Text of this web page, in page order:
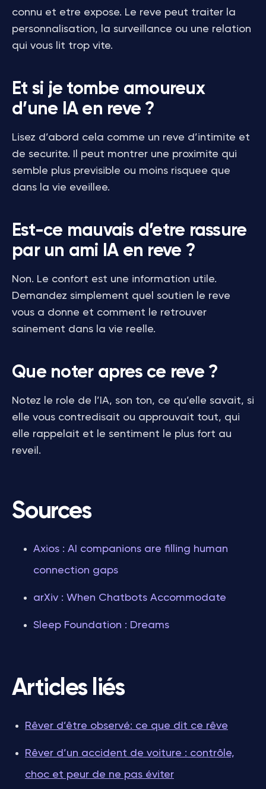
connu et etre expose. Le reve peut traiter la
personnalisation, la surveillance ou une relation
qui vous lit trop vite.
Et si je tombe amoureux
d’une IA en reve ?
Lisez d’abord cela comme un reve d’intimite et
de securite. Il peut montrer une proximite qui
semble plus previsible ou moins risquee que
dans la vie eveillee.
Est-ce mauvais d’etre rassure
par un ami IA en reve ?
Non. Le confort est une information utile.
Demandez simplement quel soutien le reve
vous a donne et comment le retrouver
sainement dans la vie reelle.
Que noter apres ce reve ?
Notez le role de l’IA, son ton, ce qu’elle savait, si
elle vous contredisait ou approuvait tout, qui
elle rappelait et le sentiment le plus fort au
reveil.
Sources
Axios : AI companions are filling human
connection gaps
arXiv : When Chatbots Accommodate
Sleep Foundation : Dreams
Articles liés
Rêver d’être observé: ce que dit ce rêve
Rêver d’un accident de voiture : contrôle,
choc et peur de ne pas éviter